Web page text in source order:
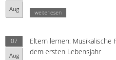
Aug
weiterlesen
07
Aug
Eltern lernen: Musikalische
dem ersten Lebensjahr